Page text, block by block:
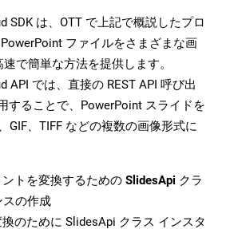
SDK は、OTT で上記で概説したプロ
ファイルをさまざまな画
で簡単な方法を提供します。
API では、直接の REST API 呼び出
することで、PowerPoint スライドを
GIF、TIFF などの複数の画像形式に
ントを変換するための SlidesApi クラ
スの作成
換のために SlidesApi クラス インスタ